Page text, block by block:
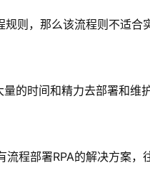
则，那么该流程则不适合实
的时间和精力去部署和维
程部署RPA的解决方案，